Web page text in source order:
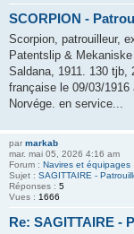
SCORPION -
Scorpion, patrouilleur,
Patentslip &
Saldana, 1911. 130 tjb,
française le 09/03/
Norvége. en service...
par markab
mar. mai 05, 2026 4:16 am
Forum : Navires et équipages
Sujet : SAGITTAIRE -
Réponses : 5
Vues : 1666
Re: SAGITTAIRE -